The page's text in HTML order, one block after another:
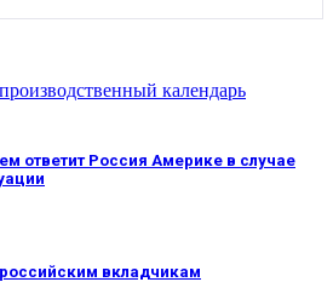
производственный календарь
ответит Россия Америке в случае
вкладчикам